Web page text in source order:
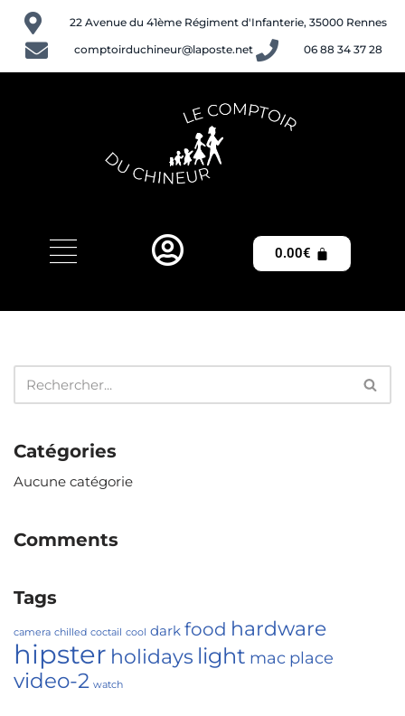
Aller
au
22 Avenue du 41ème Régiment d'Infanterie, 35000 Rennes
comptoirduchineur@laposte.net
06 88 34 37 28
0.00€
Catégories
Aucune catégorie
Comments
Tags
camera chilled coctail cool dark food hardware
hipster holidays light mac place
video-2 watch